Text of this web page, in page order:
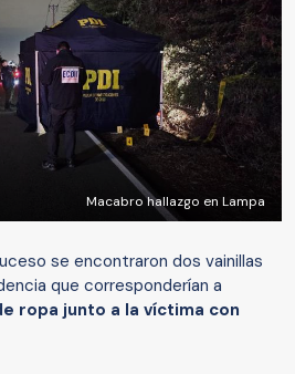
Macabro hallazgo en Lampa
se encontraron dos vainillas
que corresponderían a
ropa junto a la víctima con